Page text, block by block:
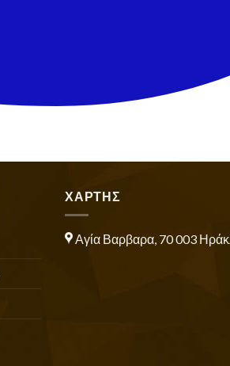
ΧΑΡΤΗΣ
Αγία Βαρβαρα, 70 003